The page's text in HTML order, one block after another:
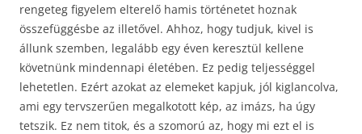
rengeteg figyelem elterelő hamis történetet hoznak
összefüggésbe az illetővel. Ahhoz, hogy tudjuk, kivel is
állunk szemben, legalább egy éven keresztül kellene
követnünk mindennapi életében. Ez pedig teljességgel
lehetetlen. Ezért azokat az elemeket kapjuk, jól kiglancolva,
ami egy tervszerűen megalkotott kép, az imázs, ha úgy
tetszik. Ez nem titok, és a szomorú az, hogy mi ezt el is